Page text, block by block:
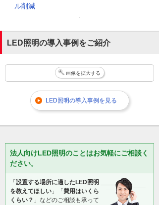
ル削減
LED照明の導入事例をご紹介
画像を拡大する
LED照明の導入事例を見る
法人向けLED照明のことはお気軽にご相談く
ださい。
「設置する場所に適したLED照明
を教えてほしい 」「費用はいくら
くらい？ 」などのご相談も承って